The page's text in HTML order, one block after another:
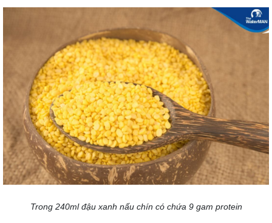
Trong 240ml đậu xanh nấu chín có chứa 9 gam protein